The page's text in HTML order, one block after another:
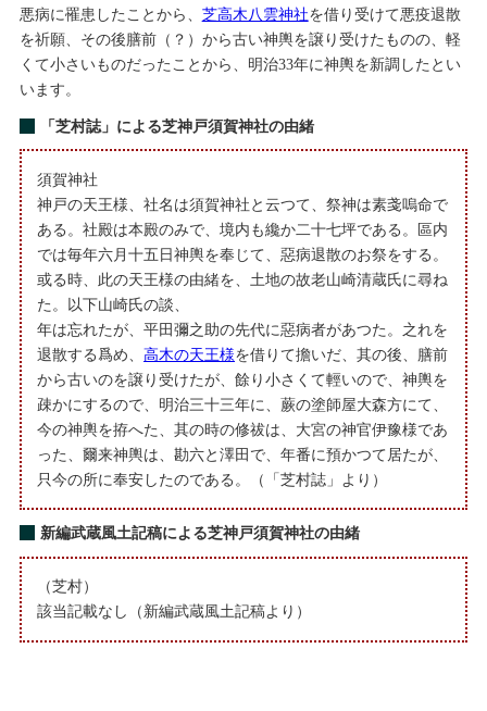
悪病に罹患したことから、 芝高木八雲神社を借り受けて悪疫退散
を祈願、その後膳前（？）から古い神輿を譲り受けたものの、軽
くて小さいものだったことから、明治33年に神輿を新調したとい
います。
「芝村誌」による芝神戸須賀神社の由緒
須賀神社
神戸の天王様、社名は須賀神社と云つて、祭神は素戔嗚命で
ある。社殿は本殿のみで、境内も纔か二十七坪である。區内
では毎年六月十五日神輿を奉じて、惡病退散のお祭をする。
或る時、此の天王様の由緒を、土地の故老山崎清蔵氏に尋ね
た。以下山崎氏の談、
年は忘れたが、平田彌之助の先代に惡病者があつた。之れを
退散する爲め、高木の天王様を借りて擔いだ、其の後、膳前
から古いのを譲り受けたが、餘り小さくて輕いので、神輿を
疎かにするので、明治三十三年に、蕨の塗師屋大森方にて、
今の神輿を拵へた、其の時の修祓は、大宮の神官伊豫様であ
った、爾来神輿は、勘六と澤田で、年番に預かつて居たが、
只今の所に奉安したのである。（「芝村誌」より）
新編武蔵風土記稿による芝神戸須賀神社の由緒
（芝村）
該当記載なし（新編武蔵風土記稿より）